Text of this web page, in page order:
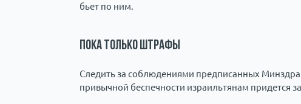
бьет по ним.
Пока только штрафы
Следить за соблюдениями предписанных
привычной беспечности израильтянам придется